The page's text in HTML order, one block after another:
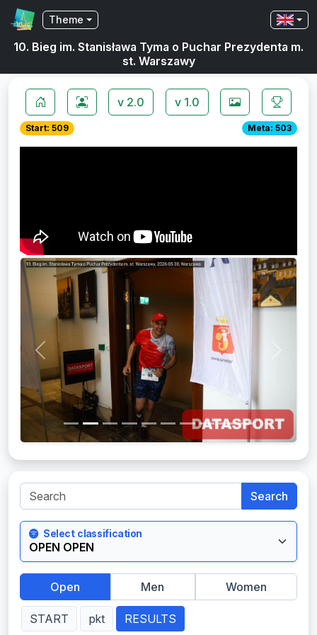
10. Bieg im. Stanisława Tyma o Puchar Prezydenta m.
st. Warszawy
Theme
v 2.0 v 1.0
Start: 509 Meta: 503
Previous
Search
Select classification
Open Men Women
START pkt RESULTS